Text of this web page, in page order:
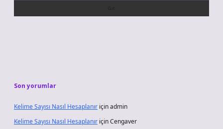
Son yorumlar
Kelime Sayısı Nasıl Hesaplanır içinadmin
Kelime Sayısı Nasıl Hesaplanır içinCengaver